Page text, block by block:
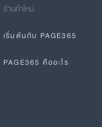
ร้านค้าใหม่
เริ่มต้นกับ PAGE365
PAGE365 คืออะไร